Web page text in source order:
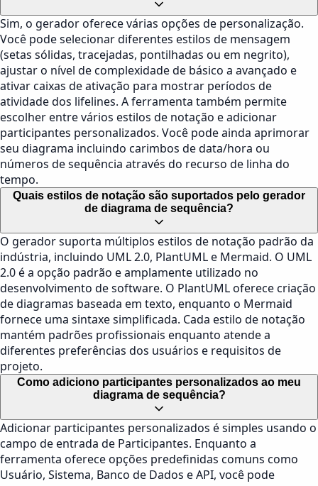
Sim, o gerador oferece várias opções de personalização.
Você pode selecionar diferentes estilos de mensagem
(setas sólidas, tracejadas, pontilhadas ou em negrito),
ajustar o nível de complexidade de básico a avançado e
ativar caixas de ativação para mostrar períodos de
atividade dos lifelines. A ferramenta também permite
escolher entre vários estilos de notação e adicionar
participantes personalizados. Você pode ainda aprimorar
seu diagrama incluindo carimbos de data/hora ou
números de sequência através do recurso de linha do
tempo.
Quais estilos de notação são suportados pelo gerador
de diagrama de sequência?
O gerador suporta múltiplos estilos de notação padrão da
indústria, incluindo UML 2.0, PlantUML e Mermaid. O UML
2.0 é a opção padrão e amplamente utilizado no
desenvolvimento de software. O PlantUML oferece criação
de diagramas baseada em texto, enquanto o Mermaid
fornece uma sintaxe simplificada. Cada estilo de notação
mantém padrões profissionais enquanto atende a
diferentes preferências dos usuários e requisitos de
projeto.
Como adiciono participantes personalizados ao meu
diagrama de sequência?
Adicionar participantes personalizados é simples usando o
campo de entrada de Participantes. Enquanto a
ferramenta oferece opções predefinidas comuns como
Usuário, Sistema, Banco de Dados e API, você pode